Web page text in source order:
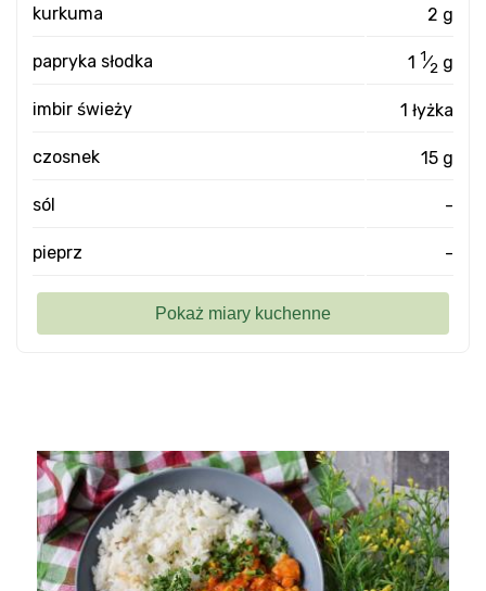
kurkuma 2 g
papryka słodka 1 1⁄2 g
imbir świeży 1 łyżka
czosnek 15 g
sól -
pieprz -